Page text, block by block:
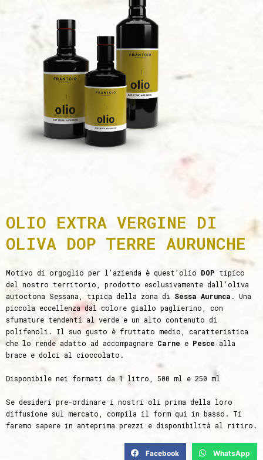
OLIO EXTRA VERGINE DI
OLIVA DOP TERRE AURUNCHE
Motivo di orgoglio per l’azienda è quest’olio DOP tipico
del nostro territorio, prodotto esclusivamente dall’oliva
autoctona Sessana, tipica della zona di Sessa Aurunca . Una
piccola eccellenza dal colore giallo paglierino, con
sfumature tendenti al verde e un alto contenuto di
polifenoli. Il suo gusto è fruttato medio, caratteristica
che lo rende adatto ad accompagnare Carne e Pesce alla
brace e dolci al cioccolato.
Disponibile nei formati da 1 litro, 500 ml e 250 ml
Se desideri pre-ordinare i nostri oli prima della loro
diffusione sul mercato, compila il form qui in basso. Ti
faremo sapere in anteprima prezzi e disponibilità al ritiro.
Facebook WhatsApp